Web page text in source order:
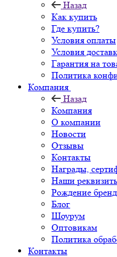
Назад
Как купить
Где купить?
Условия оплаты
Условия
Гарантия на
Политика
Компания
Назад
Компания
О компании
Новости
Отзывы
Контакты
Награды,
Наши
Рождение
Блог
Шоурум
Оптовикам
Политика
Контакты